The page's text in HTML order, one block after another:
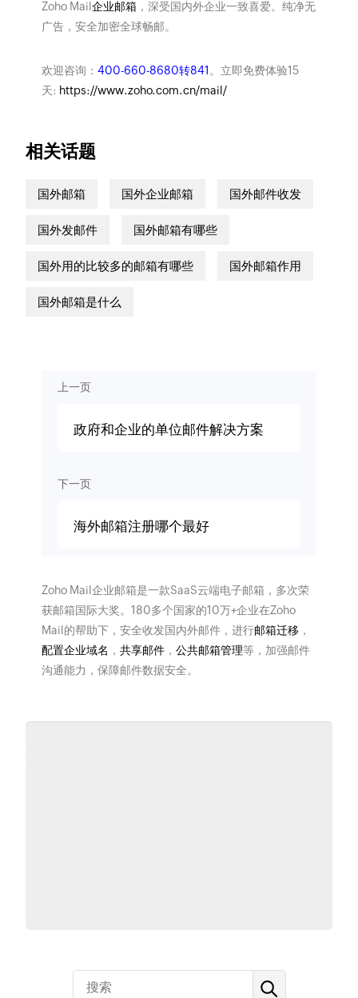
Zoho Mail企业邮箱，深受国内外企业一致喜爱。纯净无
广告，安全加密全球畅邮。
欢迎咨询： 400-660-8680转841 。立即免费体验15
天: https://www.zoho.com.cn/mail/
相关话题
国外邮箱 国外企业邮箱 国外邮件收发
国外发邮件 国外邮箱有哪些
国外用的比较多的邮箱有哪些 国外邮箱作用
国外邮箱是什么
上一页
政府和企业的单位邮件解决方案
下一页
海外邮箱注册哪个最好
Zoho Mail企业邮箱是一款SaaS云端电子邮箱，多次荣
获邮箱国际大奖。180多个国家的10万+企业在Zoho
Mail的帮助下，安全收发国内外邮件，进行邮箱迁移 ，
配置企业域名 ， 共享邮件， 公共邮箱管理等，加强邮件
沟通能力，保障邮件数据安全。